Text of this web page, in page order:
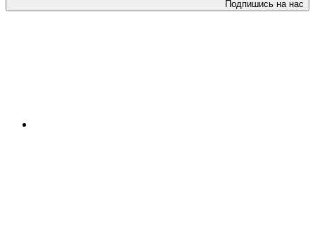
Подпишись на нас